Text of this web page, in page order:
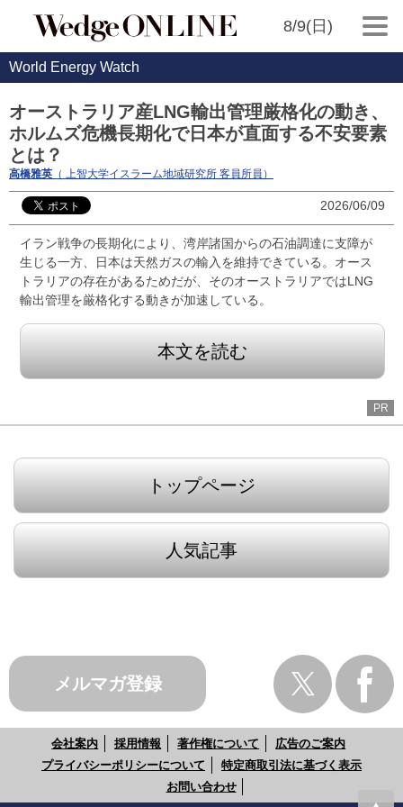
8/9(日)
World Energy Watch
オーストラリア産LNG輸出管理厳格化の動き、
ホルムズ危機長期化で日本が直面する不安要素
とは？
高橋雅英 （ 上智大学イスラーム地域研究所 客員所員）
2026/06/09
イラン戦争の長期化により、湾岸諸国からの石油調達に支障が
生じる一方、日本は天然ガスの輸入を維持できている。オース
トラリアの存在があるためだが、そのオーストラリアではLNG
輸出管理を厳格化する動きが加速している。
本文を読む
PR
トップページ
人気記事
メルマガ登録
会社案内 採用情報 著作権について
広告のご案内
プライバシーポリシーについて
特定商取引法に基づく表示
お問い合わせ